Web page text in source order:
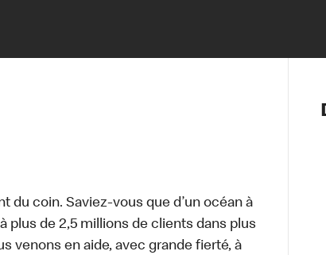
Notre
Nos
Santé et
du coin. Saviez-vous que d’un océan à
plus de 2,5 millions de clients dans plus
venons en aide, avec grande fierté, à